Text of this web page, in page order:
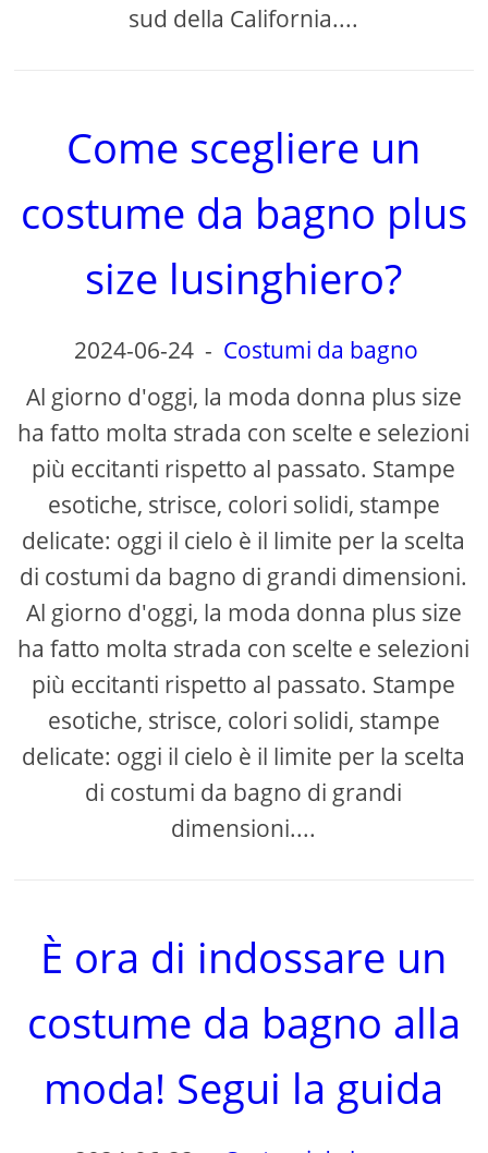
sud della California....
Come scegliere un
costume da bagno plus
size lusinghiero?
2024-06-24 - Costumi da bagno
Al giorno d'oggi, la moda donna plus size
ha fatto molta strada con scelte e selezioni
più eccitanti rispetto al passato. Stampe
esotiche, strisce, colori solidi, stampe
delicate: oggi il cielo è il limite per la scelta
di costumi da bagno di grandi dimensioni.
Al giorno d'oggi, la moda donna plus size
ha fatto molta strada con scelte e selezioni
più eccitanti rispetto al passato. Stampe
esotiche, strisce, colori solidi, stampe
delicate: oggi il cielo è il limite per la scelta
di costumi da bagno di grandi
dimensioni....
È ora di indossare un
costume da bagno alla
moda! Segui la guida